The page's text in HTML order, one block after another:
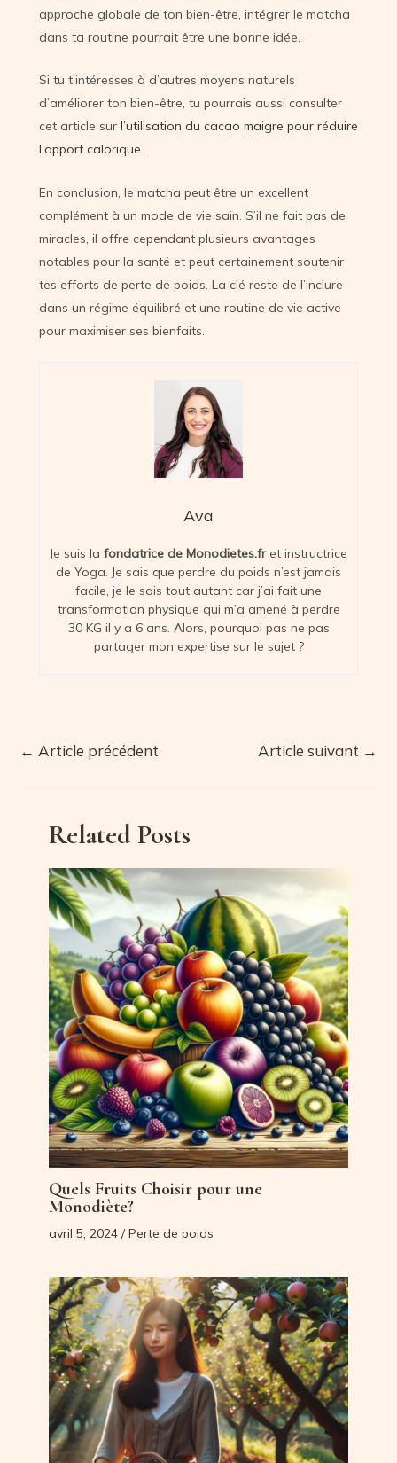
approche globale de ton bien-être, intégrer le matcha
dans ta routine pourrait être une bonne idée.
Si tu t’intéresses à d’autres moyens naturels
d’améliorer ton bien-être, tu pourrais aussi consulter
cet article sur l’utilisation du cacao maigre pour réduire
l’apport calorique.
En conclusion, le matcha peut être un excellent
complément à un mode de vie sain. S’il ne fait pas de
miracles, il offre cependant plusieurs avantages
notables pour la santé et peut certainement soutenir
tes efforts de perte de poids. La clé reste de l’inclure
dans un régime équilibré et une routine de vie active
pour maximiser ses bienfaits.
Ava
Je suis la fondatrice de Monodietes.fret instructrice
de Yoga. Je sais que perdre du poids n’est jamais
facile, je le sais tout autant car j’ai fait une
transformation physique qui m’a amené à perdre
30 KG il y a 6 ans. Alors, pourquoi pas ne pas
partager mon expertise sur le sujet ?
Navigation
← Article précédent Article suivant →
Related Posts
Quels Fruits Choisir pour une
Monodiète?
avril 5, 2024 /Perte de poids